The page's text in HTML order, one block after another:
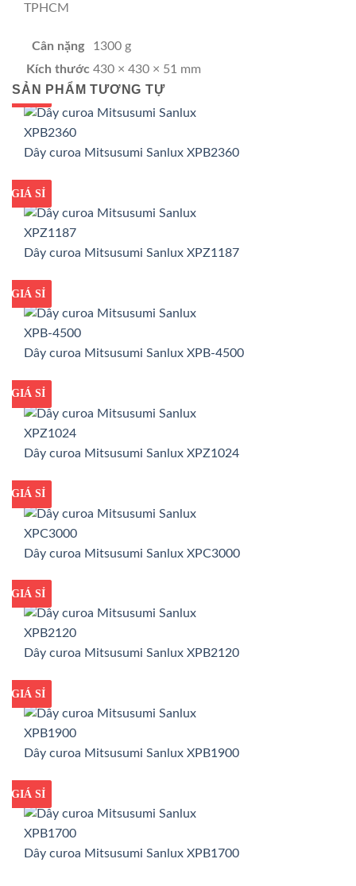
TPHCM
Cân nặng
1300 g
Kích thước 430 × 430 × 51 mm
SẢN PHẨM TƯƠNG TỰ
GIÁ TỐT
GIÁ SỈ
Dây curoa Mitsusumi Sanlux XPB2360
GIÁ TỐT
GIÁ SỈ
Dây curoa Mitsusumi Sanlux XPZ1187
GIÁ TỐT
GIÁ SỈ
Dây curoa Mitsusumi Sanlux XPB-4500
GIÁ TỐT
GIÁ SỈ
Dây curoa Mitsusumi Sanlux XPZ1024
GIÁ TỐT
GIÁ SỈ
Dây curoa Mitsusumi Sanlux XPC3000
GIÁ TỐT
GIÁ SỈ
Dây curoa Mitsusumi Sanlux XPB2120
GIÁ TỐT
GIÁ SỈ
Dây curoa Mitsusumi Sanlux XPB1900
GIÁ TỐT
GIÁ SỈ
Dây curoa Mitsusumi Sanlux XPB1700